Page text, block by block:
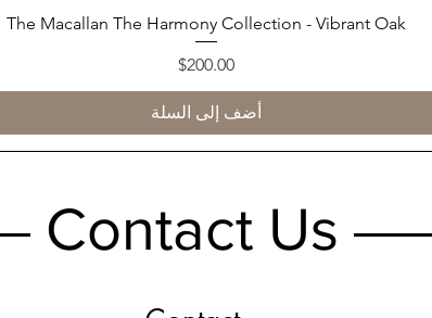
العرض السريع
The Macallan The Harmony Collection - Vibrant Oak
السعر
$200.00
أضف إلى السلة
Contact Us